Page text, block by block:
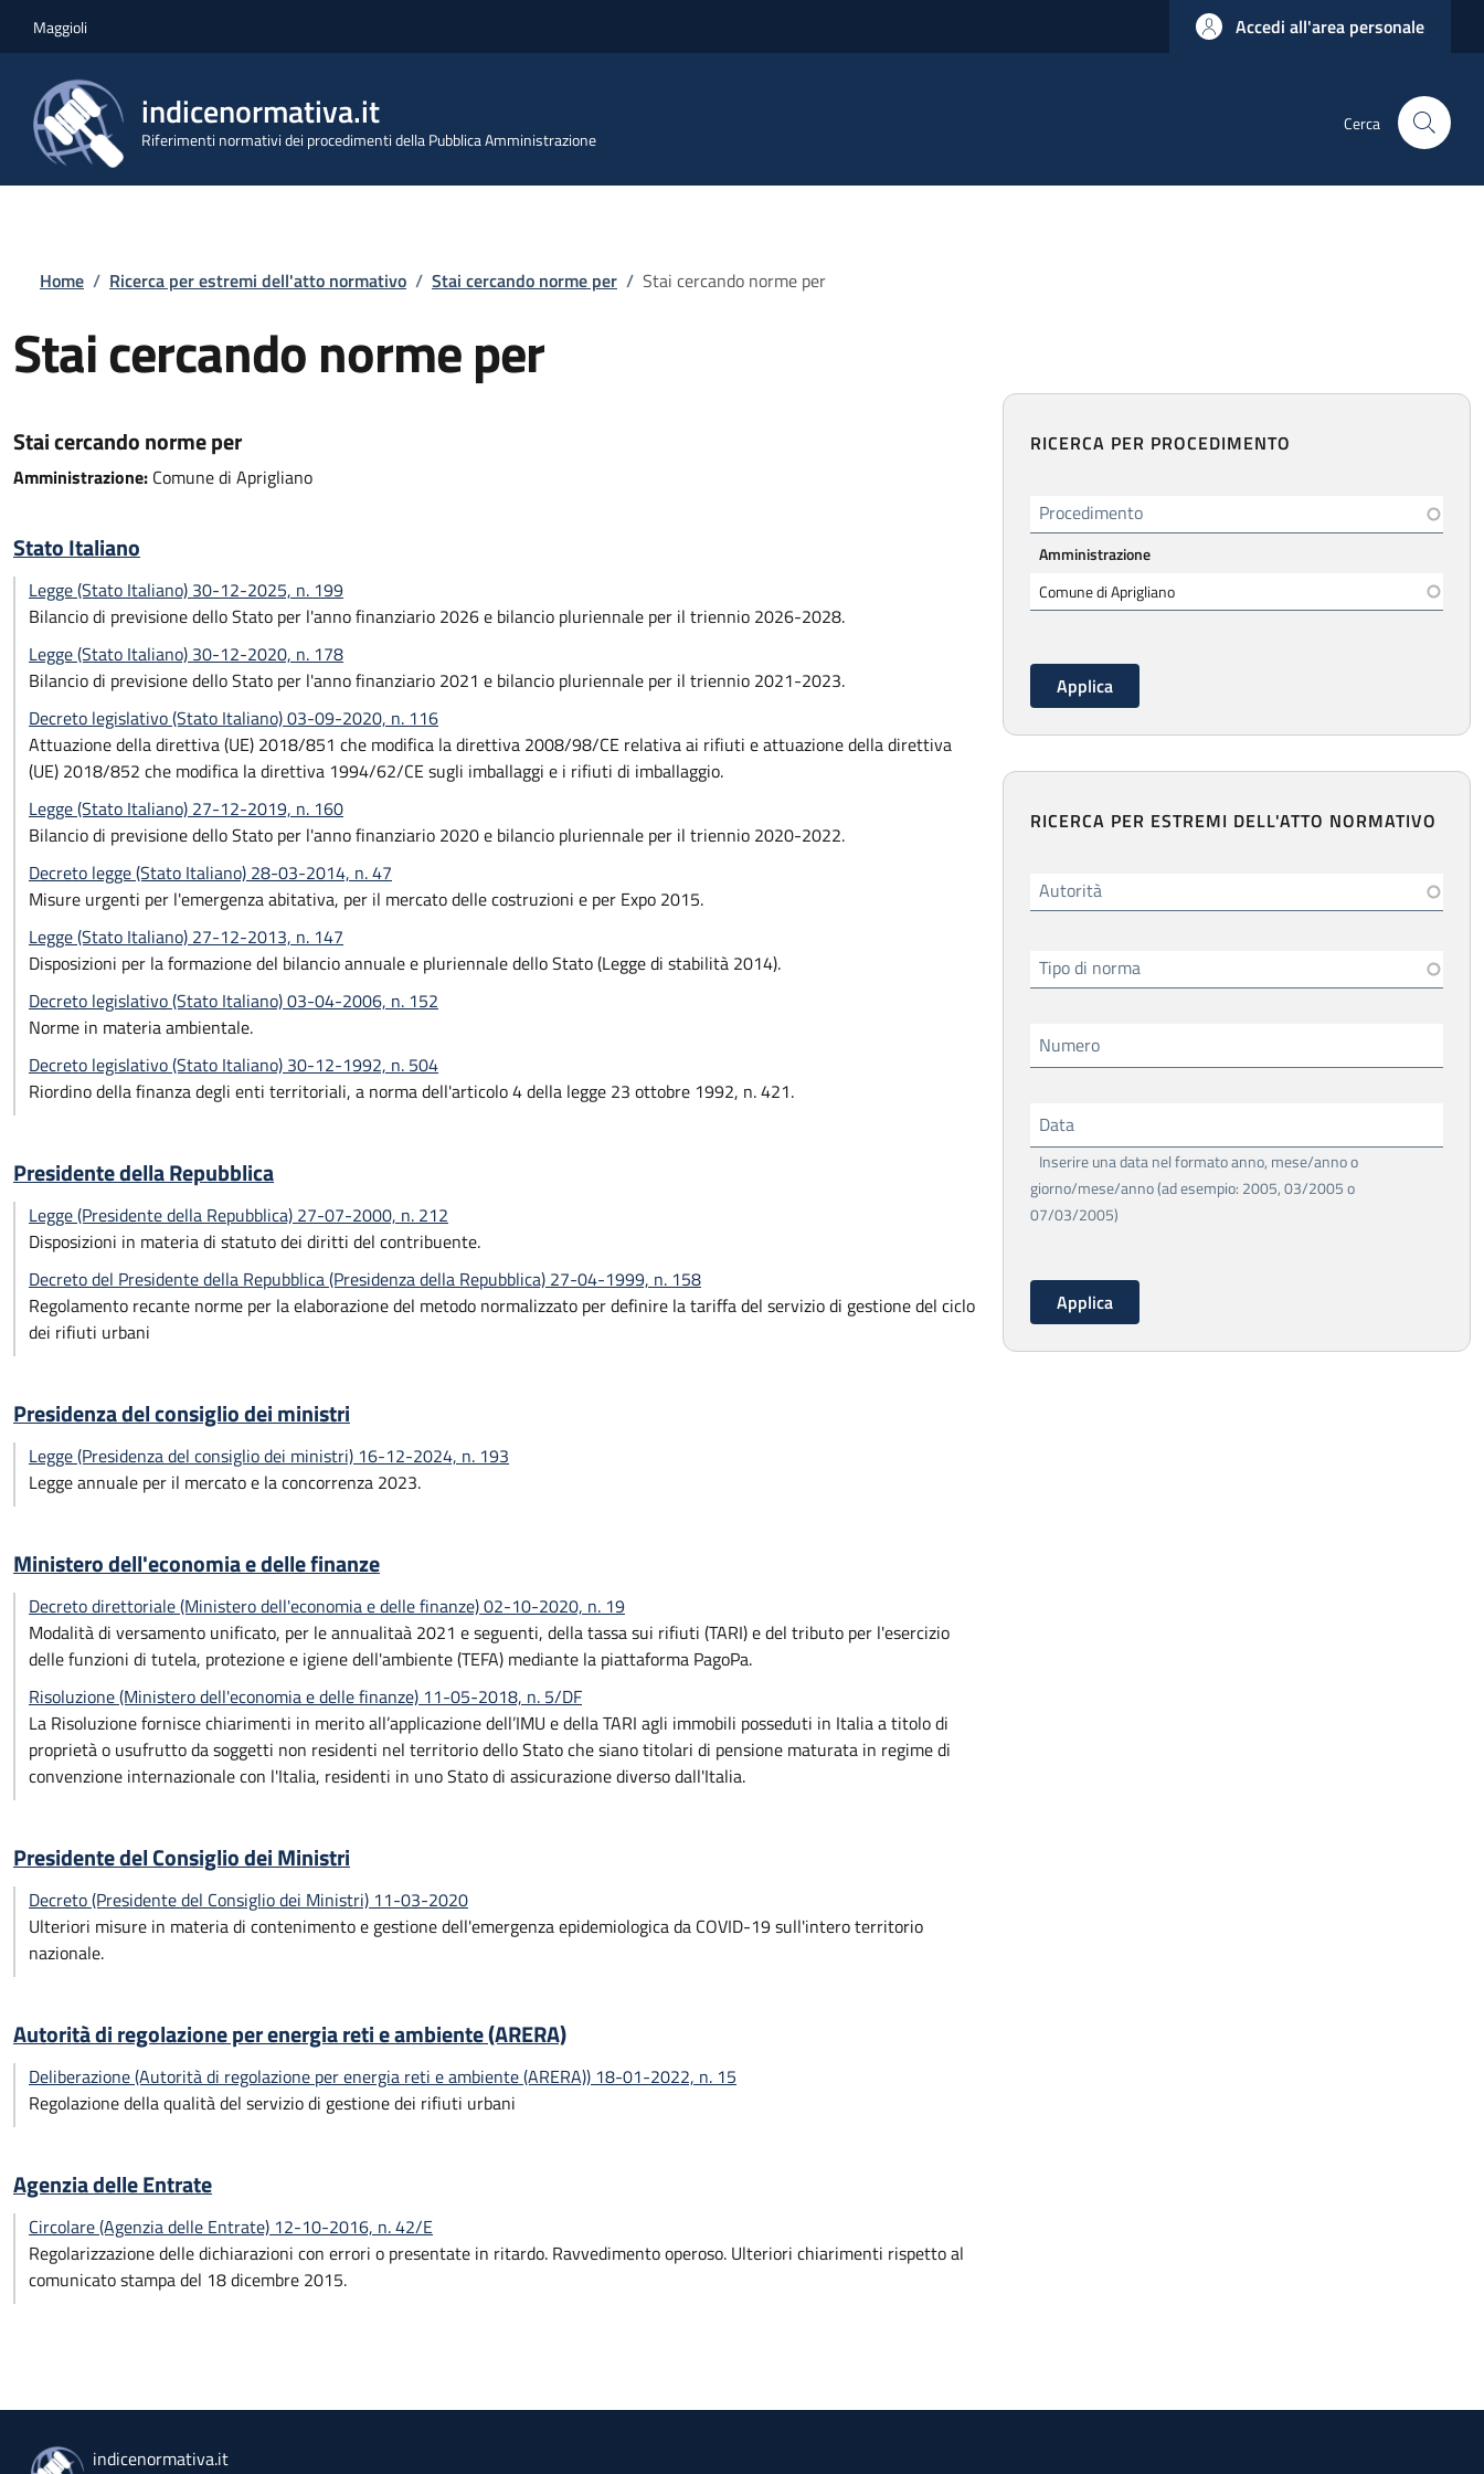
Maggioli Accedi all'area personale
indicenormativa.it
Riferimenti normativi dei procedimenti della Pubblica Amministrazione
Cerca
Briciole di pane
Home / Ricerca per estremi dell'atto normativo / Stai cercando norme per / Stai cercando norme per
Stai cercando norme per
Stai cercando norme per
Amministrazione: Comune di Aprigliano
Stato Italiano
Legge (Stato Italiano) 30-12-2025, n. 199
Bilancio di previsione dello Stato per l'anno finanziario 2026 e bilancio pluriennale per il triennio 2026-2028.
Legge (Stato Italiano) 30-12-2020, n. 178
Bilancio di previsione dello Stato per l'anno finanziario 2021 e bilancio pluriennale per il triennio 2021-2023.
Decreto legislativo (Stato Italiano) 03-09-2020, n. 116
Attuazione della direttiva (UE) 2018/851 che modifica la direttiva 2008/98/CE relativa ai rifiuti e attuazione della direttiva
(UE) 2018/852 che modifica la direttiva 1994/62/CE sugli imballaggi e i rifiuti di imballaggio.
Legge (Stato Italiano) 27-12-2019, n. 160
Bilancio di previsione dello Stato per l'anno finanziario 2020 e bilancio pluriennale per il triennio 2020-2022.
Decreto legge (Stato Italiano) 28-03-2014, n. 47
Misure urgenti per l'emergenza abitativa, per il mercato delle costruzioni e per Expo 2015.
Legge (Stato Italiano) 27-12-2013, n. 147
Disposizioni per la formazione del bilancio annuale e pluriennale dello Stato (Legge di stabilità 2014).
Decreto legislativo (Stato Italiano) 03-04-2006, n. 152
Norme in materia ambientale.
Decreto legislativo (Stato Italiano) 30-12-1992, n. 504
Riordino della finanza degli enti territoriali, a norma dell'articolo 4 della legge 23 ottobre 1992, n. 421.
Presidente della Repubblica
Legge (Presidente della Repubblica) 27-07-2000, n. 212
Disposizioni in materia di statuto dei diritti del contribuente.
Decreto del Presidente della Repubblica (Presidenza della Repubblica) 27-04-1999, n. 158
Regolamento recante norme per la elaborazione del metodo normalizzato per definire la tariffa del servizio di gestione del ciclo
dei rifiuti urbani
Presidenza del consiglio dei ministri
Legge (Presidenza del consiglio dei ministri) 16-12-2024, n. 193
Legge annuale per il mercato e la concorrenza 2023.
Ministero dell'economia e delle finanze
Decreto direttoriale (Ministero dell'economia e delle finanze) 02-10-2020, n. 19
Modalità di versamento unificato, per le annualitaà 2021 e seguenti, della tassa sui rifiuti (TARI) e del tributo per l'esercizio
delle funzioni di tutela, protezione e igiene dell'ambiente (TEFA) mediante la piattaforma PagoPa.
Risoluzione (Ministero dell'economia e delle finanze) 11-05-2018, n. 5/DF
La Risoluzione fornisce chiarimenti in merito all’applicazione dell’IMU e della TARI agli immobili posseduti in Italia a titolo di
proprietà o usufrutto da soggetti non residenti nel territorio dello Stato che siano titolari di pensione maturata in regime di
convenzione internazionale con l'Italia, residenti in uno Stato di assicurazione diverso dall'Italia.
Presidente del Consiglio dei Ministri
Decreto (Presidente del Consiglio dei Ministri) 11-03-2020
Ulteriori misure in materia di contenimento e gestione dell'emergenza epidemiologica da COVID-19 sull'intero territorio
nazionale.
Autorità di regolazione per energia reti e ambiente (ARERA)
Deliberazione (Autorità di regolazione per energia reti e ambiente (ARERA)) 18-01-2022, n. 15
Regolazione della qualità del servizio di gestione dei rifiuti urbani
Agenzia delle Entrate
Circolare (Agenzia delle Entrate) 12-10-2016, n. 42/E
Regolarizzazione delle dichiarazioni con errori o presentate in ritardo. Ravvedimento operoso. Ulteriori chiarimenti rispetto al
comunicato stampa del 18 dicembre 2015.
RICERCA PER PROCEDIMENTO
Procedimento
Amministrazione
RICERCA PER ESTREMI DELL'ATTO NORMATIVO
Autorità
Tipo di norma
Numero
Data
Inserire una data nel formato anno, mese/anno o
giorno/mese/anno (ad esempio: 2005, 03/2005 o
07/03/2005)
indicenormativa.it